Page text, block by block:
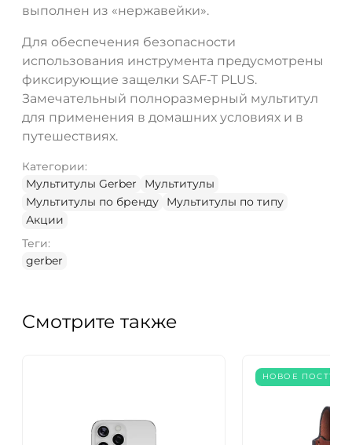
выполнен из «нержавейки».
Для обеспечения безопасности
использования инструмента предусмотрены
фиксирующие защелки SAF-T PLUS.
Замечательный полноразмерный мультитул
для применения в домашних условиях и в
путешествиях.
Категории:
Мультитулы Gerber
Мультитулы
Мультитулы по бренду
Мультитулы по типу
Акции
Теги:
gerber
Смотрите также
НОВОЕ